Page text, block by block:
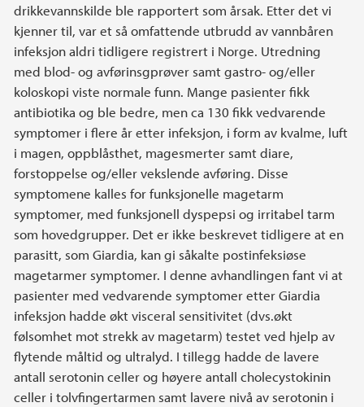
drikkevannskilde ble rapportert som årsak. Etter det vi
kjenner til, var et så omfattende utbrudd av vannbåren
infeksjon aldri tidligere registrert i Norge. Utredning
med blod- og avførinsgprøver samt gastro- og/eller
koloskopi viste normale funn. Mange pasienter fikk
antibiotika og ble bedre, men ca 130 fikk vedvarende
symptomer i flere år etter infeksjon, i form av kvalme, luft
i magen, oppblåsthet, magesmerter samt diare,
forstoppelse og/eller vekslende avføring. Disse
symptomene kalles for funksjonelle magetarm
symptomer, med funksjonell dyspepsi og irritabel tarm
som hovedgrupper. Det er ikke beskrevet tidligere at en
parasitt, som Giardia, kan gi såkalte postinfeksiøse
magetarmer symptomer. I denne avhandlingen fant vi at
pasienter med vedvarende symptomer etter Giardia
infeksjon hadde økt visceral sensitivitet (dvs.økt
følsomhet mot strekk av magetarm) testet ved hjelp av
flytende måltid og ultralyd. I tillegg hadde de lavere
antall serotonin celler og høyere antall cholecystokinin
celler i tolvfingertarmen samt lavere nivå av serotonin i